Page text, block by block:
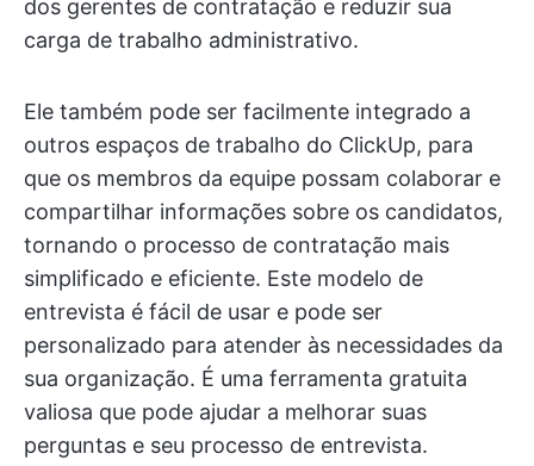
dos gerentes de contratação e reduzir sua
carga de trabalho administrativo.
Ele também pode ser facilmente integrado a
outros espaços de trabalho do ClickUp, para
que os membros da equipe possam colaborar e
compartilhar informações sobre os candidatos,
tornando o processo de contratação mais
simplificado e eficiente. Este modelo de
entrevista é fácil de usar e pode ser
personalizado para atender às necessidades da
sua organização. É uma ferramenta gratuita
valiosa que pode ajudar a melhorar suas
perguntas e seu processo de entrevista.